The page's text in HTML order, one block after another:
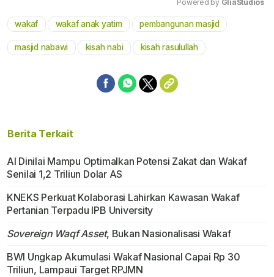
Mute
Powered by GliaStudios
wakaf wakaf anak yatim pembangunan masjid
masjid nabawi kisah nabi kisah rasulullah
Berita Terkait
AI Dinilai Mampu Optimalkan Potensi Zakat dan Wakaf
Senilai 1,2 Triliun Dolar AS
KNEKS Perkuat Kolaborasi Lahirkan Kawasan Wakaf
Pertanian Terpadu IPB University
Sovereign Waqf Asset, Bukan Nasionalisasi Wakaf
BWI Ungkap Akumulasi Wakaf Nasional Capai Rp 30
Triliun, Lampaui Target RPJMN